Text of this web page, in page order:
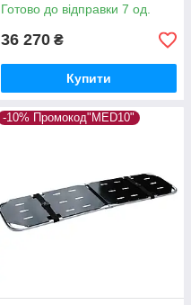
Готово до відправки 7 од.
36 270 ₴
Купити
-10% Промокод"MED10"